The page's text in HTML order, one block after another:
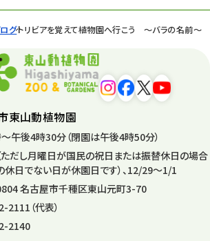
グトリビアを覚えて植物園へ行こう 〜バラの名前〜
東山動植物園
午後4時30分（閉園は午後4時50分）
ただし月曜日が国民の祝日または振替休日の場合
休日でない日が休園日です）、12/29～1/1
名古屋市千種区東山元町3-70
（代表）
2140